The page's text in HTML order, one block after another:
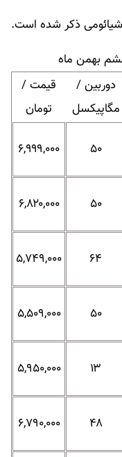
ذکر شده است.
بهمن ماه
دوربین /
مگاپیکسل
قیمت /
تومان
۵۰ ۶,۹۹۹,۰۰۰
۵۰ ۶,۸۲۰,۰۰۰
۶۴ ۵,۷۴۹,۰۰۰
۵۰ ۵,۵۰۹,۰۰۰
۱۳ ۵,۹۵۰,۰۰۰
۴۸ ۶,۷۹۰,۰۰۰